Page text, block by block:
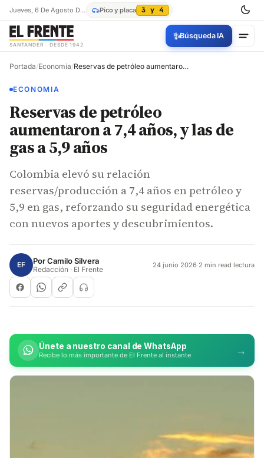
Jueves, 6 De Agosto De 2026 Pico y placa 3 y 4
SANTANDER · DESDE 1942
✨Búsqueda IA
Portada/Economia/ Reservas de petróleo aumentaron a 7,4 años, y las de gas a 5,9 años
ECONOMIA
Reservas de petróleo
aumentaron a 7,4 años, y las de
gas a 5,9 años
Colombia elevó su relación
reservas/producción a 7,4 años en petróleo y
5,9 en gas, reforzando su seguridad energética
con nuevos aportes y descubrimientos.
EF PorCamilo Silvera
Redacción · El Frente 24 junio 2026·2 min read lectura
Únete a nuestro canal de WhatsApp
Recibe lo más importante de El Frente al instante →